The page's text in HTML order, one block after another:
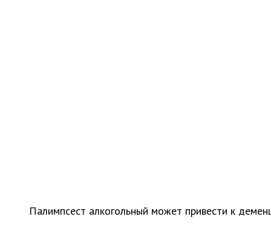
Палимпсест алкогольный может привести к